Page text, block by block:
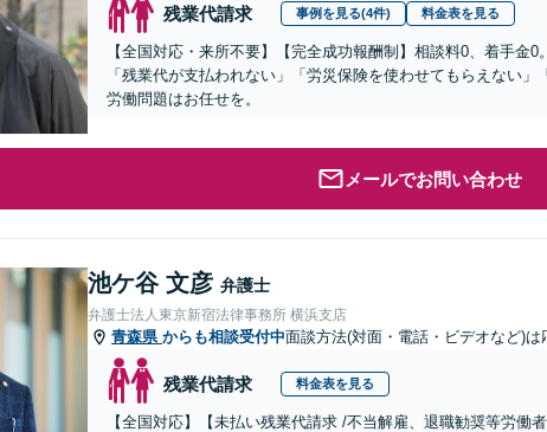
残業代請求 事例を見る(4件) 料金表を見る
【全国対応・来所不要】【完全成功報酬制】相談料0、着手金
「残業代が支払われない」「労災保険を使わせてもらえない
労働問題はお任せを。
メールでお問い合わせ
池ケ谷 文彦 弁護士
弁護士法人東京新宿法律事務所 横浜支店
青森県 からも相談受付中面談方法(対面・電話・ビデオなど)は
残業代請求 料金表を見る
【全国対応】【未払い残業代請求 /不当解雇、退職勧奨等労